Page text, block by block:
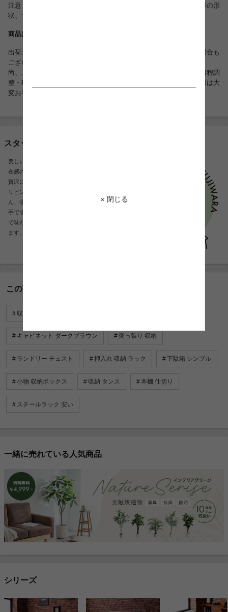
× 閉じる
注意ください。生産国、各部品、ネジカバー等の色や形、縫製、脚の形
状、サイズなどに若干の誤差がある場合がございます。
商品は複数の倉庫より出荷させていただいております。
出荷元によりましては、お届け日時のご指定を承る事が出来ない場合も
ございますので、予めご了承くださいませ。
尚、上記のような場合には、弊社より手配ののち、配送業者から日程調
整・確認の意向でお電話を差し上げる場合もございますのでその際は大
変お手数ですが、ご対応の程よろしくお願いいたします。
スタッフおすすめポイント
美しい木目とアンティークデザインが上品で存
在感のあるリビングボード。天然木チーク材が
贅沢に使用されており、木の温もりがあふれる
リビング空間になります。デザイン性はもちろ
ん、収納力もバツグンなので文句なしの使い勝
手です。長く使うことにより、暮らしに馴染ん
で味わいが増し、愛着を持ってお使いいただけ
ます。
この商品に関連するキーワード
収納
キャビネット ダークブラウン 突っ張り 収納
ランドリー チェスト 押入れ 収納 ラック 下駄箱 シンプル
小物 収納ボックス 収納 タンス 本棚 仕切り
スチールラック 安い
一緒に売れている人気商品
シリーズ